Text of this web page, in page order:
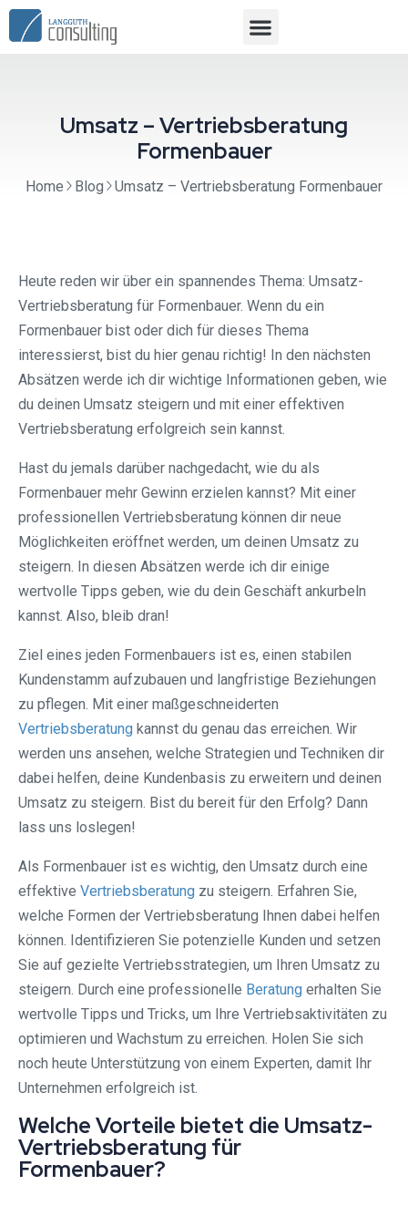
Umsatz – Vertriebsberatung
Formenbauer
Home Blog Umsatz – Vertriebsberatung Formenbauer
Heute reden wir über ein spannendes Thema: Umsatz-
Vertriebsberatung für Formenbauer. Wenn du ein
Formenbauer bist oder dich für dieses Thema
interessierst, bist du hier genau richtig! In den nächsten
Absätzen werde ich dir wichtige Informationen geben, wie
du deinen Umsatz steigern und mit einer effektiven
Vertriebsberatung erfolgreich sein kannst.
Hast du jemals darüber nachgedacht, wie du als
Formenbauer mehr Gewinn erzielen kannst? Mit einer
professionellen Vertriebsberatung können dir neue
Möglichkeiten eröffnet werden, um deinen Umsatz zu
steigern. In diesen Absätzen werde ich dir einige
wertvolle Tipps geben, wie du dein Geschäft ankurbeln
kannst. Also, bleib dran!
Ziel eines jeden Formenbauers ist es, einen stabilen
Kundenstamm aufzubauen und langfristige Beziehungen
zu pflegen. Mit einer maßgeschneiderten
Vertriebsberatung kannst du genau das erreichen. Wir
werden uns ansehen, welche Strategien und Techniken dir
dabei helfen, deine Kundenbasis zu erweitern und deinen
Umsatz zu steigern. Bist du bereit für den Erfolg? Dann
lass uns loslegen!
Als Formenbauer ist es wichtig, den Umsatz durch eine
effektive Vertriebsberatung zu steigern. Erfahren Sie,
welche Formen der Vertriebsberatung Ihnen dabei helfen
können. Identifizieren Sie potenzielle Kunden und setzen
Sie auf gezielte Vertriebsstrategien, um Ihren Umsatz zu
steigern. Durch eine professionelle Beratung erhalten Sie
wertvolle Tipps und Tricks, um Ihre Vertriebsaktivitäten zu
optimieren und Wachstum zu erreichen. Holen Sie sich
noch heute Unterstützung von einem Experten, damit Ihr
Unternehmen erfolgreich ist.
Welche Vorteile bietet die Umsatz-
Vertriebsberatung für
Formenbauer?